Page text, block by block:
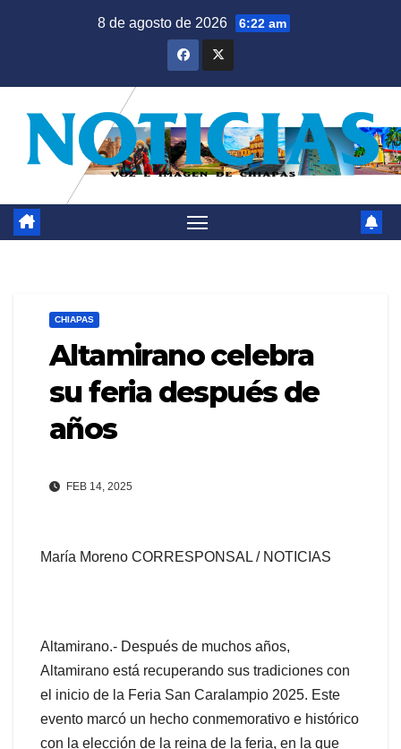
8 de agosto de 2026 6:22 am
CHIAPAS
Altamirano celebra
su feria después de
años
FEB 14, 2025
María Moreno CORRESPONSAL / NOTICIAS
Altamirano.- Después de muchos años,
Altamirano está recuperando sus tradiciones con
el inicio de la Feria San Caralampio 2025. Este
evento marcó un hecho conmemorativo e histórico
con la elección de la reina de la feria, en la que